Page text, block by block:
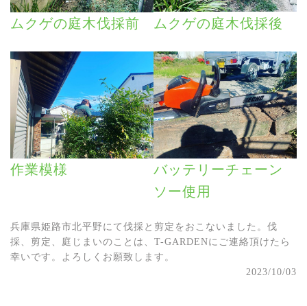
ムクゲの庭木伐採前 ムクゲの庭木伐採後
作業模様
バッテリーチェーン
ソー使用
兵庫県姫路市北平野にて伐採と剪定をおこないました。伐
採、剪定、庭じまいのことは、T-GARDENにご連絡頂けたら
幸いです。よろしくお願致します。
2023/10/03